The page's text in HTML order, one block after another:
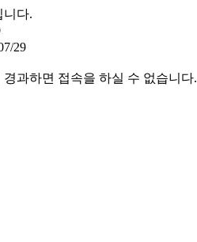
니다.
29
과하면 접속을 하실 수 없습니다.